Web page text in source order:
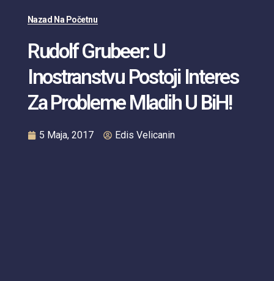
Nazad Na Početnu
Rudolf Grubeer: U
Inostranstvu Postoji Interes
Za Probleme Mladih U BiH!
5 Maja, 2017 Edis Velicanin